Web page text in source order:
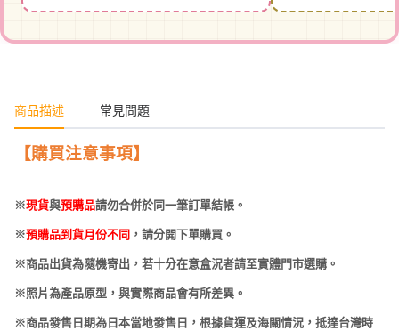
商品描述 常見問題
【購買注意事項】
※現貨與預購品請勿合併於同一筆訂單結帳。
※預購品到貨月份不同 ，請分開下單購買。
※商品出貨為隨機寄出，若十分在意盒況者請至實體門市選購。
※照片為產品原型，與實際商品會有所差異。
※商品發售日期為日本當地發售日，根據貨運及海關情況，抵達台灣時